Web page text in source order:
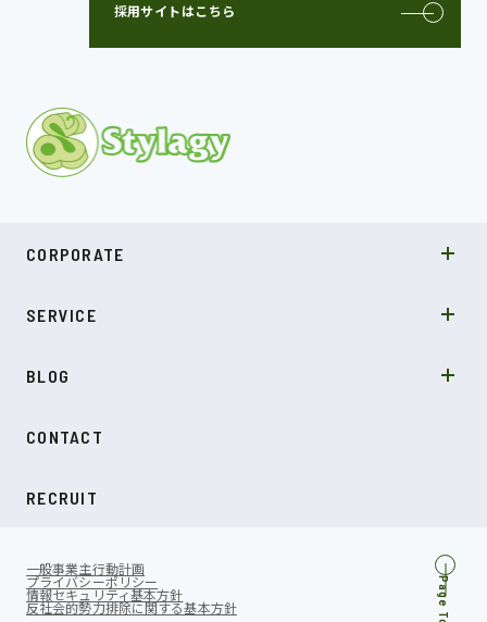
採用サイトはこちら
CORPORATE
COMPANY
NEWS
SERVICE
受託開発
BLOG
SDGs
CONTACT
RECRUIT
一般事業主行動計画
プライバシーポリシー
情報セキュリティ基本方針
反社会的勢力排除に関する基本方針 Page Top